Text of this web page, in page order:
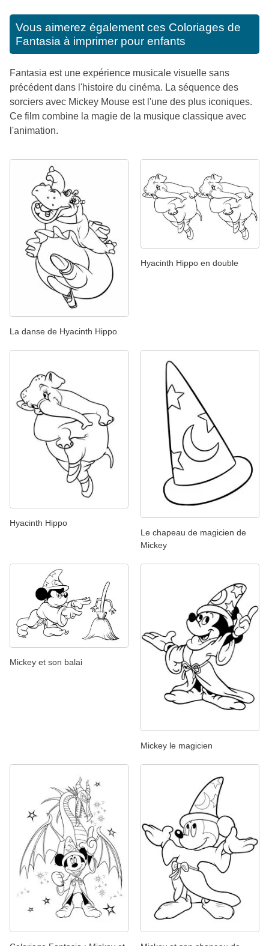
Vous aimerez également ces Coloriages de
Fantasia à imprimer pour enfants
Fantasia est une expérience musicale visuelle sans
précédent dans l'histoire du cinéma. La séquence des
sorciers avec Mickey Mouse est l'une des plus iconiques.
Ce film combine la magie de la musique classique avec
l'animation.
La danse de Hyacinth Hippo
Hyacinth Hippo en double
Hyacinth Hippo
Le chapeau de magicien de
Mickey
Mickey et son balai
Mickey le magicien